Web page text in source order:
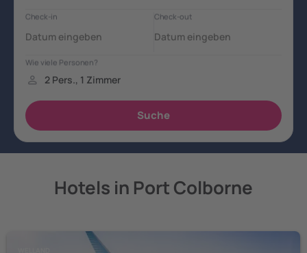
Hotels in Port Colborne